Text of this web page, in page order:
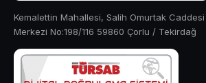
Kemalettin Mahallesi, Salih Omurtak
Merkezi No:198/116 59860 Çorlu / Tekirdağ